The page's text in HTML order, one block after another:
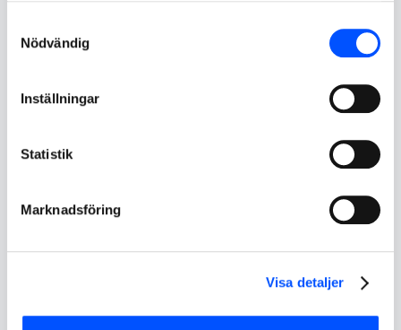
Nödvändig
Inställningar
Statistik
Marknadsföring
Visa detaljer